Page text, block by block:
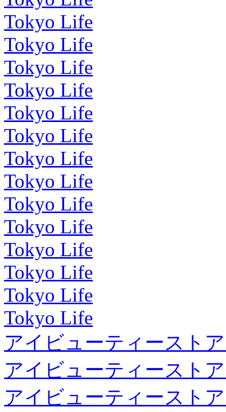
Tokyo Life
Tokyo Life
Tokyo Life
Tokyo Life
Tokyo Life
Tokyo Life
Tokyo Life
Tokyo Life
Tokyo Life
Tokyo Life
Tokyo Life
Tokyo Life
Tokyo Life
Tokyo Life
アイビューティースト
アイビューティースト
アイビューティースト